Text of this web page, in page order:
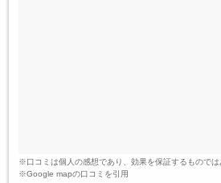
※口コミは個人の感想であり、効果を保証するものでは
※Google mapの口コミを引用